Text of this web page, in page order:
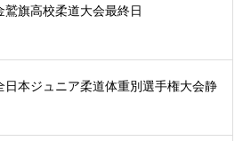
鷲旗高校柔道大会最終日
日本ジュニア柔道体重別選手権大会静